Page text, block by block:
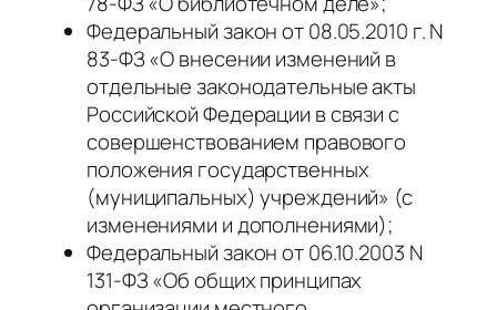
Федеральный закон от 08.05.2010 г. N
83-ФЗ «О внесении изменений в
отдельные законодательные акты
Российской Федерации в связи с
совершенствованием правового
положения государственных
(муниципальных) учреждений» (с
изменениями и дополнениями);
Федеральный закон от 06.10.2003 N
131-ФЗ «Об общих принципах